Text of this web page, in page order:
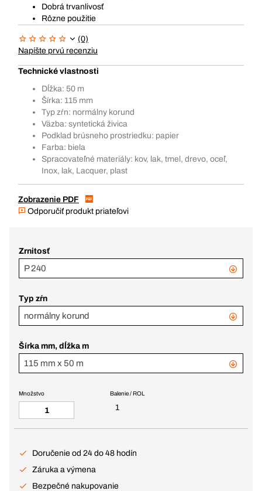
Dobrá trvanlivosť
Rôzne použitie
(0)
Napíšte prvú recenziu
Technické vlastnosti
Dĺžka: 50 m
Šírka: 115 mm
Typ zŕn: normálny korund
Väzba: syntetická živica
Podklad brúsneho prostriedku: papier
Farba: biela
Spracovateľné materiály: kov, lak, tmel, drevo, oceľ,
Inox, lak, Lacquer, plast
Zobrazenie PDF
Odporučiť produkt priateľovi
Zrnitosť
P 240
Typ zŕn
normálny korund
Šírka mm, dĺžka m
115 mm x 50 m
Balenie / ROL
1
Množstvo
Doručenie od 24 do 48 hodín
Záruka a výmena
Bezpečné nakupovanie